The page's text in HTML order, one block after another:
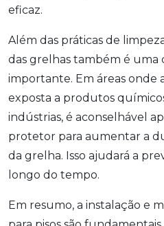
eficaz.
Além das práticas de
das grelhas também é uma
importante. Em áreas onde
exposta a produtos
indústrias, é aconselhável
protetor para aumentar a
da grelha. Isso ajudará a
longo do tempo.
Em resumo, a instalação e